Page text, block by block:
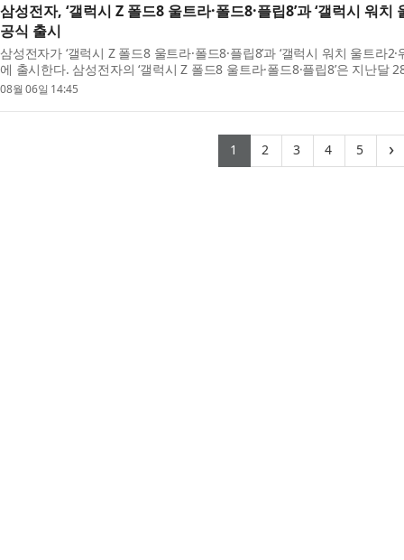
삼성전자, ‘갤럭시 Z 폴드8 울트라·폴드8·플립8’과 ‘갤럭시 워치
공식 출시
삼성전자가 ‘갤럭시 Z 폴드8 울트라·폴드8·플립8’과 ‘갤럭시 워치 울트라
에 출시한다. 삼성전자의 ‘갤럭시 Z 폴드8 울트라·폴드8·플립8’은 지난달
일간 진행된 사전 판매에서...
08월 06일 14:45
1 (current)
2(current)
3(current)
4(current)
5 ›